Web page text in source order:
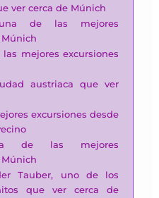
ver cerca de Múnich
una de las mejores
mejores excursiones
austriaca que ver
excursiones desde
de las mejores
Tauber, uno de los
que ver cerca de